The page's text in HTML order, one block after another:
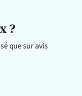
?
que sur avis